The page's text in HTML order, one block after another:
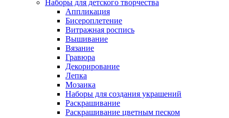
Наборы для детского творчества
Аппликация
Бисероплетение
Витражная роспись
Вышивание
Вязание
Гравюра
Декорирование
Лепка
Мозаика
Наборы для создания украшений
Раскрашивание
Раскрашивание цветным песком